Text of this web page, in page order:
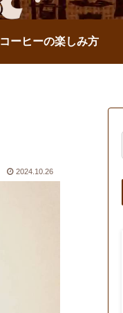
コーヒーの楽しみ方
2024.10.26